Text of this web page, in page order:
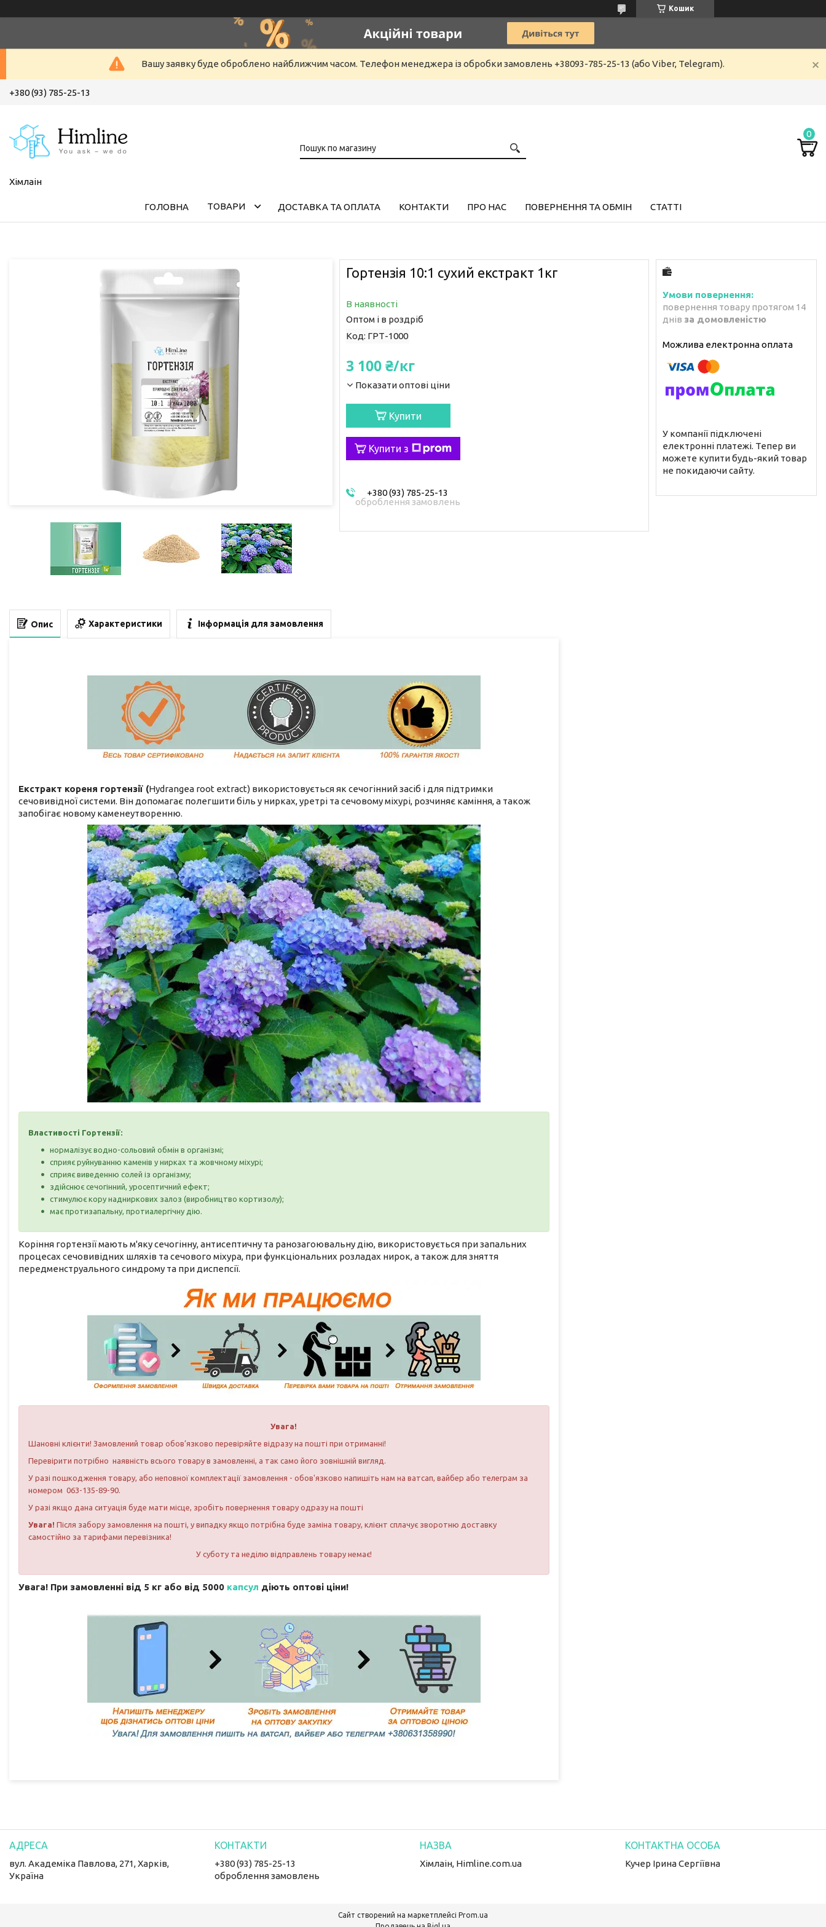
Кошик
Вашу заявку буде оброблено найближчим часом. Телефон менеджера із обробки замовлень +38093-785-25-13 (або Viber, Telegram).
+380 (93) 785-25-13
Хімлаін
ГОЛОВНА ТОВАРИ ДОСТАВКА ТА ОПЛАТА КОНТАКТИ ПРО НАС ПОВЕРНЕННЯ ТА ОБМІН СТАТТІ
Гортензія 10:1 сухий екстракт 1кг
В наявності
Оптом і в роздріб
Код: ГРТ-1000
3 100 ₴/кг
Показати оптові ціни
Купити
Купити з
+380 (93) 785-25-13
оброблення замовлень
повернення товару протягом 14
днів за домовленістю
У компанії підключені
електронні платежі. Тепер ви
можете купити будь-який товар
не покидаючи сайту.
Опис Характеристики Інформація для замовлення
Екстракт кореня гортензії (Hydrangea root extract) використовується як сечогінний засіб і для підтримки
сечовивідної системи. Він допомагає полегшити біль у нирках, уретрі та сечовому міхурі, розчиняє каміння, а також
запобігає новому каменеутворенню.
Властивості Гортензії:
нормалізує водно-сольовий обмін в організмі;
сприяє руйнуванню каменів у нирках та жовчному міхурі;
сприяє виведенню солей із організму;
здійснює сечогінний, уросептичний ефект;
стимулює кору надниркових залоз (виробництво кортизолу);
має протизапальну, протиалергічну дію.
Коріння гортензії мають м'яку сечогінну, антисептичну та ранозагоювальну дію, використовується при запальних
процесах сечовивідних шляхів та сечового міхура, при функціональних розладах нирок, а також для зняття
передменструального синдрому та при диспепсії.
Увага!
Шановні клієнти! Замовлений товар обов’язково перевіряйте відразу на пошті при отриманні!
Перевірити потрібно наявність всього товару в замовленні, а так само його зовнішній вигляд.
У разі пошкодження товару, або неповної комплектації замовлення - обов'язково напишіть нам на ватсап, вайбер або телеграм за
номером 063-135-89-90.
У разі якщо дана ситуація буде мати місце, зробіть повернення товару одразу на пошті
Увага! Після забору замовлення на пошті, у випадку якщо потрібна буде заміна товару, клієнт сплачує зворотню доставку
самостійно за тарифами перевізника!
У суботу та неділю відправлень товару немає!
Увага! При замовленні від 5 кг або від 5000 капсул діють оптові ціни!
вул. Академіка Павлова, 271, Харків,
Україна
+380 (93) 785-25-13
оброблення замовлень
Хімлаін, Himline.com.ua Кучер Ірина Сергіївна
Сайт створений на маркетплейсі Prom.ua